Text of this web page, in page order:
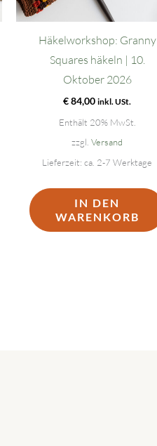
Häkelworkshop: Granny
Squares häkeln | 10.
Oktober 2026
€84,00 inkl. USt.
Enthält 20% MwSt.
zzgl.Versand
Lieferzeit: ca. 2-7 Werktage
IN DEN
WARENKORB